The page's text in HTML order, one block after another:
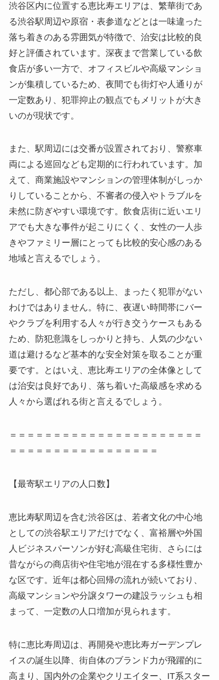
渋谷区内に位置する恵比寿エリアは、繁華街であ
る渋谷駅周辺や原宿・表参道などとは一味違った
落ち着きのある雰囲気が特徴で、治安は比較的良
好と評価されています。深夜まで営業している飲
食店が多い一方で、オフィスビルや高級マンショ
ンが集積しているため、夜間でも街灯や人通りが
一定数あり、犯罪抑止の観点でもメリットが大き
いのが現状です。
また、駅周辺には交番が設置されており、警察車
両による巡回なども定期的に行われています。加
えて、商業施設やマンションの管理体制がしっか
りしていることから、不審者の侵入やトラブルを
未然に防ぎやすい環境です。飲食店街に近いエリ
アでも大きな事件が起こりにくく、女性の一人歩
きやファミリー層にとっても比較的安心感のある
地域と言えるでしょう。
ただし、都心部である以上、まったく犯罪がない
わけではありません。特に、夜遅い時間帯にバー
やクラブを利用する人々が行き交うケースもある
ため、防犯意識をしっかりと持ち、人気の少ない
道は避けるなど基本的な安全対策を取ることが重
要です。とはいえ、恵比寿エリアの全体像として
は治安は良好であり、落ち着いた高級感を求める
人々から選ばれる街と言えるでしょう。
＝＝＝＝＝＝＝＝＝＝＝＝＝＝＝＝＝＝＝＝＝＝
＝＝＝＝＝＝＝＝＝＝＝＝＝＝＝＝＝
【最寄駅エリアの人口数】
恵比寿駅周辺を含む渋谷区は、若者文化の中心地
としての渋谷駅エリアだけでなく、富裕層や外国
人ビジネスパーソンが好む高級住宅街、さらには
昔ながらの商店街や住宅地が混在する多様性豊か
な区です。近年は都心回帰の流れが続いており、
高級マンションや分譲タワーの建設ラッシュも相
まって、一定数の人口増加が見られます。
特に恵比寿周辺は、再開発や恵比寿ガーデンプレ
イスの誕生以降、街自体のブランド力が飛躍的に
高まり、国内外の企業やクリエイター、IT系スター